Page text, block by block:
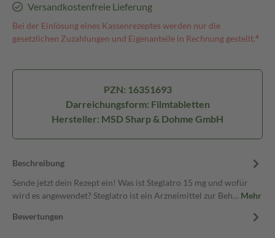
Versandkostenfreie Lieferung
Bei der Einlösung eines Kassenrezeptes werden nur die
gesetzlichen Zuzahlungen und Eigenanteile in Rechnung gestellt.⁴
PZN: 16351693
Darreichungsform: Filmtabletten
Hersteller: MSD Sharp & Dohme GmbH
Beschreibung
Sende jetzt dein Rezept ein! Was ist Steglatro 15 mg und wofür
wird es angewendet? Steglatro ist ein Arzneimittel zur Beh… Mehr
Bewertungen